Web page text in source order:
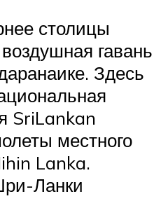
столицы
гавань
Здесь
SriLankan
местного
Lanka.
Ланки